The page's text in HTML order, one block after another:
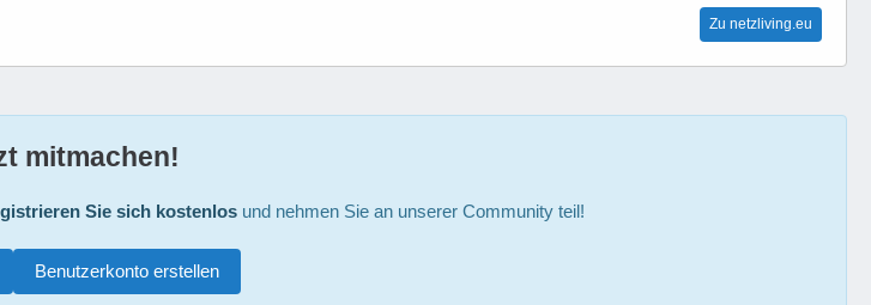
Zu netzliving.eu
mitmachen!
Sie sich kostenlosund nehmen Sie an unserer Community teil!
Benutzerkonto erstellen